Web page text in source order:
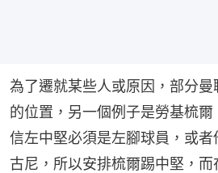
為了遷就某些人或原因，部分
的位置，另一個例子是勞基梳
信左中堅必須是左腳球員，或
古尼，所以安排梳爾踢中堅，而